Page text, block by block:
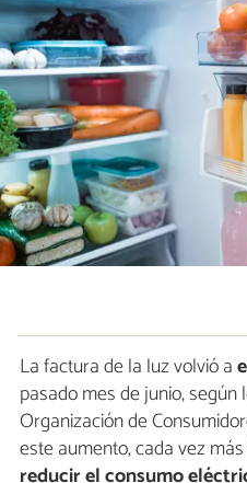
La factura de la luz volvió a
pasado mes de junio,
Organización de
este aumento, cada vez